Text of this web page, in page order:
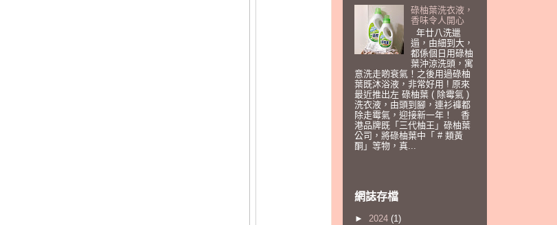
碌柚葉洗衣液，
香味令人開心
年廿八洗邋
遢，由細到大，
都係個日用碌柚
葉沖涼洗頭，寓
意洗走啲衰氣！之後用過碌柚
葉既沐浴液，非常好用 ! 原來
最近推出左 碌柚葉 ( 除霉氣 )
洗衣液，由頭到腳，連衫褲都
除走霉氣，迎接新一年！ 香
港品牌既「三代柚王」碌柚葉
公司，將碌柚葉中「 # 類黃
酮」等物，真...
網誌存檔
► 2024 (1)